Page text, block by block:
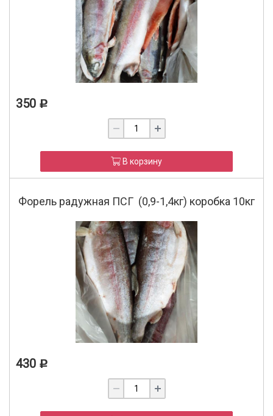
350 Р
В корзину
Форель радужная ПСГ (0,9-1,4кг) коробка 10кг
430 Р